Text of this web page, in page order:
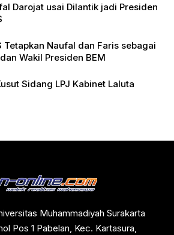
Darojat usai Dilantik jadi Presiden
Tetapkan Naufal dan Faris sebagai
Wakil Presiden BEM
Sidang LPJ Kabinet Laluta
Muhammadiyah Surakarta
Pos 1 Pabelan, Kec. Kartasura,